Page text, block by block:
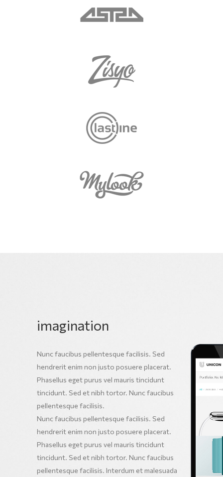
imagination
Nunc faucibus pellentesque facilisis. Sed
hendrerit enim non justo posuere placerat.
Phasellus eget purus vel mauris tincidunt
tincidunt. Sed et nibh tortor. Nunc faucibus
pellentesque facilisis.
Nunc faucibus pellentesque facilisis. Sed
hendrerit enim non justo posuere placerat.
Phasellus eget purus vel mauris tincidunt
tincidunt. Sed et nibh tortor. Nunc faucibus
pellentesque facilisis. Interdum et malesuada